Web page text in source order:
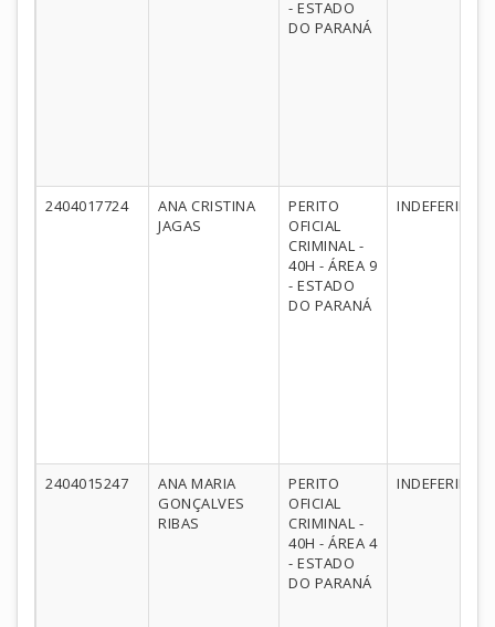
- ESTADO
DO PARANÁ
2404017724
ANA CRISTINA
JAGAS
PERITO
OFICIAL
CRIMINAL -
40H - ÁREA 9
- ESTADO
DO PARANÁ
INDEFERIDO
2404015247
ANA MARIA
GONÇALVES
RIBAS
PERITO
OFICIAL
CRIMINAL -
40H - ÁREA 4
- ESTADO
DO PARANÁ
INDEFERIDO